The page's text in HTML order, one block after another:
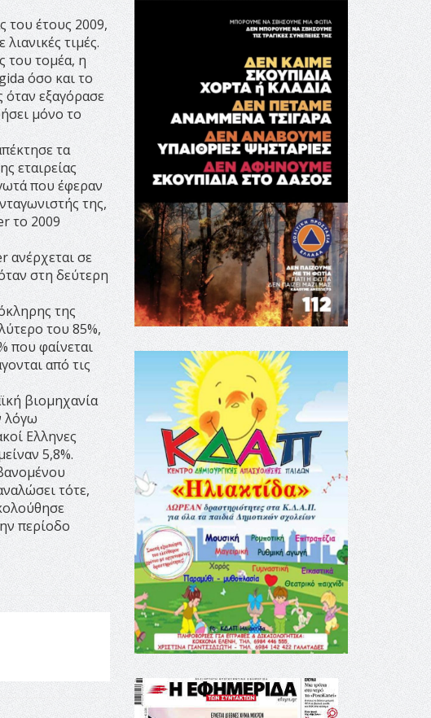
του έτους 2009,
τιμές.
του τομέα, η
όσο και το
όταν εξαγόρασε
μόνο το
τα
εταιρείας
που έφεραν
της,
το 2009
ανέρχεται σε
στη δεύτερη
της
του 85%,
που φαίνεται
από τις
βιομηχανία
λόγω
Ελληνες
5,8%.
τότε,
περίοδο